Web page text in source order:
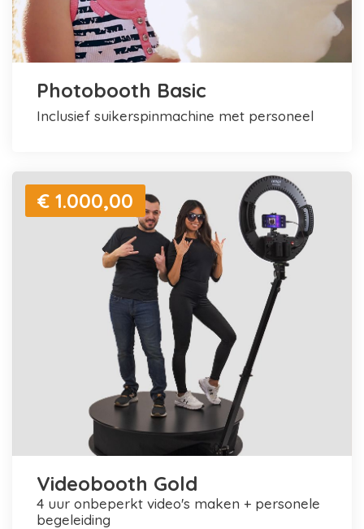
Photobooth Basic
inclusief suikerspinmachine met personeel
€ 1.000,00
Videobooth Gold
4 uur onbeperkt video's maken + personele
begeleiding